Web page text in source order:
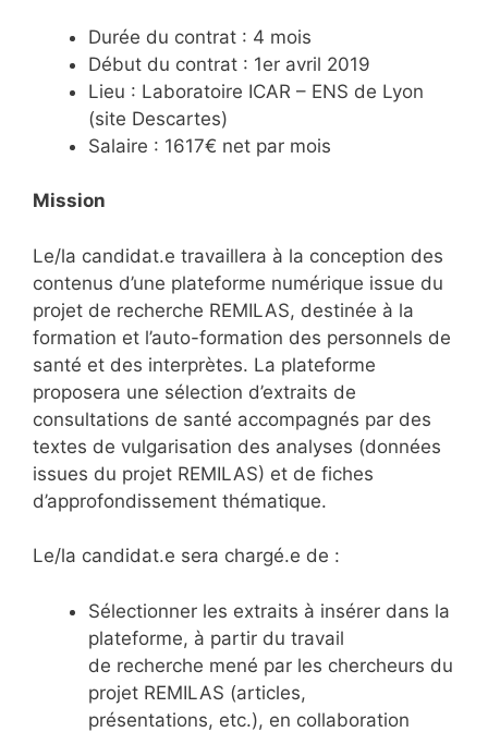
Durée du contrat : 4 mois
Début du contrat : 1er avril 2019
Lieu : Laboratoire ICAR – ENS de Lyon
(site Descartes)
Salaire : 1617€ net par mois
Mission
Le/la candidat.e travaillera à la conception des
contenus d’une plateforme numérique issue du
projet de recherche REMILAS, destinée à la
formation et l’auto-formation des personnels de
santé et des interprètes. La plateforme
proposera une sélection d’extraits de
consultations de santé accompagnés par des
textes de vulgarisation des analyses (données
issues du projet REMILAS) et de fiches
d’approfondissement thématique.
Le/la candidat.e sera chargé.e de :
Sélectionner les extraits à insérer dans la
plateforme, à partir du travail
de recherche mené par les chercheurs du
projet REMILAS (articles,
présentations, etc.), en collaboration